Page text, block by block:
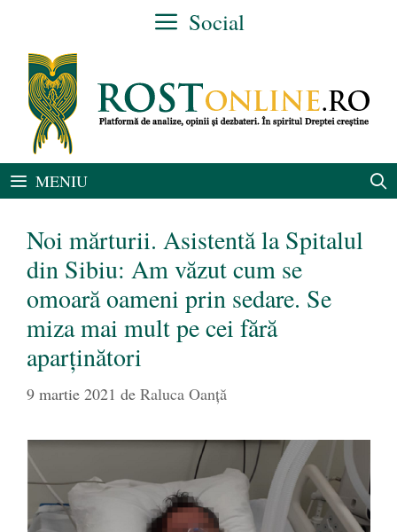
conținut
Social
MENIU
Noi mărturii. Asistentă la Spitalul
din Sibiu: Am văzut cum se
omoară oameni prin sedare. Se
miza mai mult pe cei fără
aparținători
9 martie 2021 de Raluca Oanță